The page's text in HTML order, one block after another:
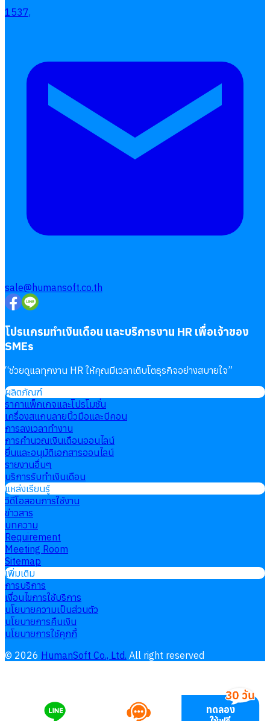
เลือกหัวข้อที่คุณสนใจ
โปรแกรมบริหารงานบุคคล
การคิดเงินเดือน
แบบฟอร์มประเมินพนักงาน
FollowHuman
1537,
sale@humansoft.co.th
โปรแกรมทำเงินเดือน และบริการงาน HR เพื่อเจ้าของ
SMEs
“ช่วยดูแลทุกงาน HR ให้คุณมีเวลาเติบโตธุรกิจอย่างสบายใจ”
ผลิตภัณฑ์
ราคาแพ็กเกจและโปรโมชั่น
เครื่องสแกนลายนิ้วมือและบีคอน
การลงเวลาทำงาน
การคำนวณเงินเดือนออนไลน์
ยื่นและอนุมัติเอกสารออนไลน์
รายงานอื่นๆ
บริการรับทำเงินเดือน
แหล่งเรียนรู้
วิดีโอสอนการใช้งาน
ข่าวสาร
บทความ
Requirement
Meeting Room
Sitemap
เพิ่มเติม
การบริการ
เงื่อนไขการใช้บริการ
นโยบายความเป็นส่วนตัว
นโยบายการคืนเงิน
นโยบายการใช้คุกกี้
© 2026 HumanSoft Co., Ltd. All right reserved
ทดลอง